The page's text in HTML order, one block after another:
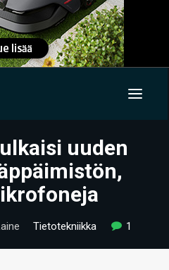
uuden
Tietotekniikka 1